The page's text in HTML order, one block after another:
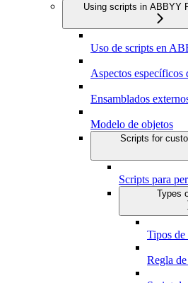
Using scripts in ABBYY
Uso de scripts en
Aspectos específicos
Ensamblados
Modelo de objetos
Scripts for
Scripts para
Types
Tipos de
Regla